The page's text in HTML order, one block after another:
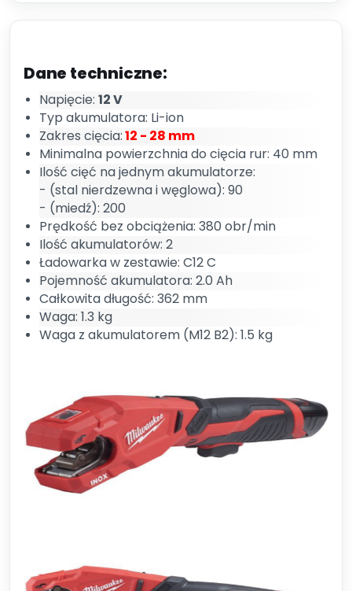
Dane techniczne:
Napięcie: 12 V
Typ akumulatora: Li-ion
Zakres cięcia:12 - 28 mm
Minimalna powierzchnia do cięcia rur: 40 mm
Ilość cięć na jednym akumulatorze:
- (stal nierdzewna i węglowa): 90
- (miedź): 200
Prędkość bez obciążenia: 380 obr/min
Ilość akumulatorów: 2
Ładowarka w zestawie: C12 C
Pojemność akumulatora: 2.0 Ah
Całkowita długość: 362 mm
Waga: 1.3 kg
Waga z akumulatorem (M12 B2): 1.5 kg